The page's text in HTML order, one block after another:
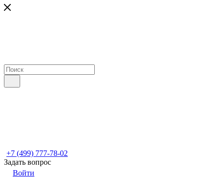
+7 (499) 777-78-02
Задать вопрос
Войти